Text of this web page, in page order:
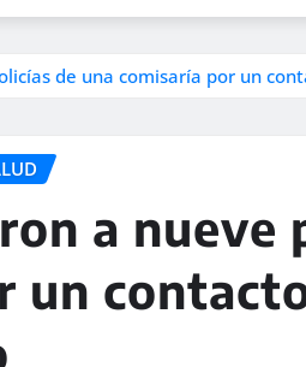
de una comisaría por un
a nueve
un